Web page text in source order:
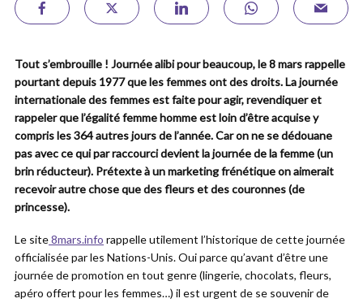
Tout s’embrouille ! Journée alibi pour beaucoup, le 8 mars rappelle
pourtant depuis 1977 que les femmes ont des droits. La journée
internationale des femmes est faite pour agir, revendiquer et
rappeler que l’égalité femme homme est loin d’être acquise y
compris les 364 autres jours de l’année. Car on ne se dédouane
pas avec ce qui par raccourci devient la journée de la femme (un
brin réducteur). Prétexte à un marketing frénétique on aimerait
recevoir autre chose que des fleurs et des couronnes (de
princesse).
Le site8mars.info rappelle utilement l’historique de cette journée
officialisée par les Nations-Unis. Oui parce qu’avant d’être une
journée de promotion en tout genre (lingerie, chocolats, fleurs,
apéro offert pour les femmes…) il est urgent de se souvenir de